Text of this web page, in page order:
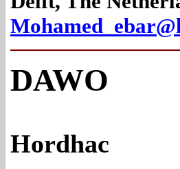
DAWO
Hordhac